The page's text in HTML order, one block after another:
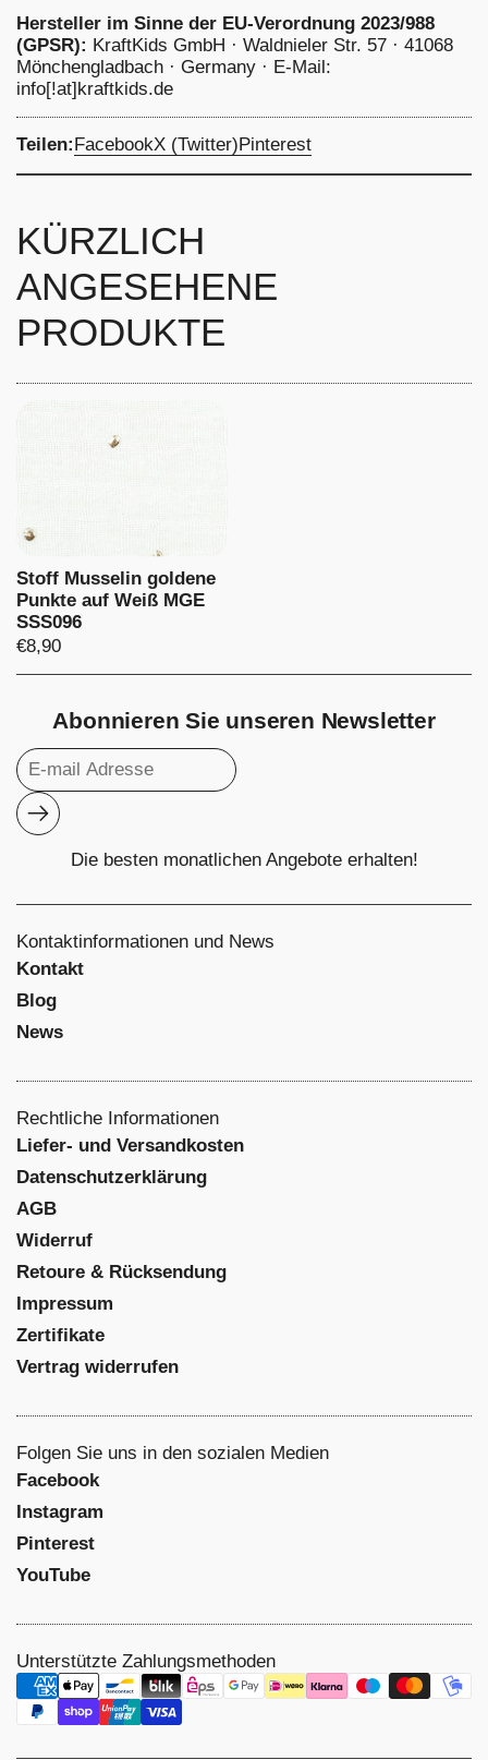
Hersteller im Sinne der EU-Verordnung 2023/988
(GPSR): KraftKids GmbH · Waldnieler Str. 57 · 41068
Mönchengladbach · Germany · E-Mail:
info[!at]kraftkids.de
Teilen:FacebookX (Twitter)Pinterest
KÜRZLICH
ANGESEHENE
PRODUKTE
Stoff Musselin goldene
Punkte auf Weiß MGE
SSS096
Preis:
€8,90
Abonnieren Sie unseren Newsletter
Abonnieren
Die besten monatlichen Angebote erhalten!
Kontaktinformationen und News
Kontakt
Blog
News
Rechtliche Informationen
Liefer- und Versandkosten
Datenschutzerklärung
AGB
Widerruf
Retoure & Rücksendung
Impressum
Zertifikate
Vertrag widerrufen
Folgen Sie uns in den sozialen Medien
Facebook
Instagram
Pinterest
YouTube
Unterstützte Zahlungsmethoden
NEWSLETTER
Abonnieren